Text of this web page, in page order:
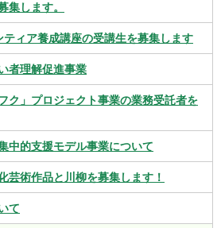
集します。
ィア養成講座の受講生を募集します
者理解促進事業
ク」プロジェクト事業の業務受託者を
中的支援モデル事業について
芸術作品と川柳を募集します！
て